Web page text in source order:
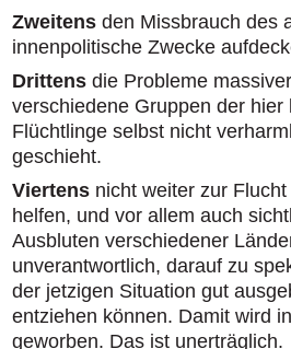
Zweitens den Missbrauch des
innenpolitische Zwecke
Drittens die Probleme
verschiedene Gruppen der
Flüchtlinge selbst nicht
geschieht.
Viertens nicht weiter zur
helfen, und vor allem auch
Ausbluten verschiedener
unverantwortlich, darauf zu
der jetzigen Situation gut
entziehen können. Damit wird
geworben. Das ist unerträglich.